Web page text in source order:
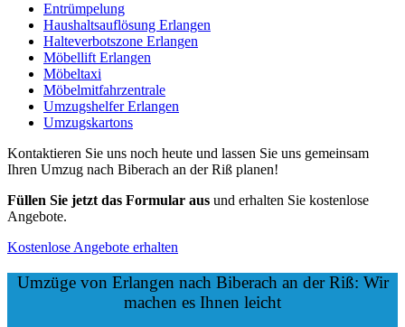
Entrümpelung
Haushaltsauflösung Erlangen
Halteverbotszone Erlangen
Möbellift Erlangen
Möbeltaxi
Möbelmitfahrzentrale
Umzugshelfer Erlangen
Umzugskartons
Kontaktieren Sie uns noch heute und lassen Sie uns gemeinsam
Ihren Umzug nach Biberach an der Riß planen!
Füllen Sie jetzt das Formular aus und erhalten Sie kostenlose
Angebote.
Kostenlose Angebote erhalten
Umzüge von Erlangen nach Biberach an der Riß: Wir
machen es Ihnen leicht